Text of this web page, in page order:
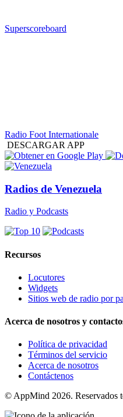
Superscoreboard
Radio Foot Internationale
DESCARGAR APP
Radios de Venezuela
Radio y Podcasts
Recursos
Locutores
Widgets
Sitios web de radio por
Acerca de nosotros y
Política de privacidad
Términos del servicio
Acerca de nosotros
Contáctenos
© AppMind 2026. Reservados